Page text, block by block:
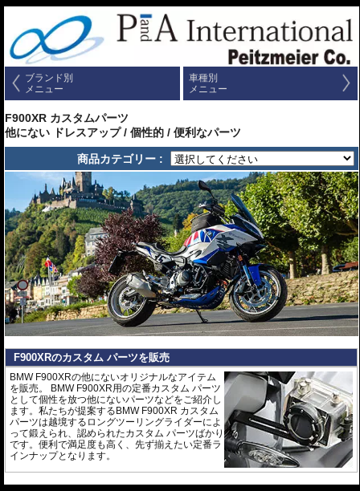
ブランド別
メニュー
車種別
メニュー
F900XR カスタムパーツ
他にない ドレスアップ / 個性的 / 便利なパーツ
商品カテゴリー :
F900XRのカスタム パーツを販売
BMW F900XRの他にないオリジナルなアイテム
を販売。 BMW F900XR用の定番カスタム パーツ
として個性を放つ他にないパーツなどをご紹介し
ます。私たちが提案するBMW F900XR カスタム
パーツは越境するロングツーリングライダーによ
って鍛えられ、認められたカスタム パーツばかり
です。便利で満足度も高く、先ず揃えたい定番ラ
インナップとなります。